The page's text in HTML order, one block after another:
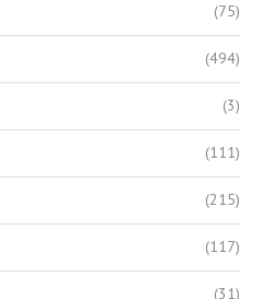
(75)
(494)
(3)
(111)
(215)
(117)
(31)